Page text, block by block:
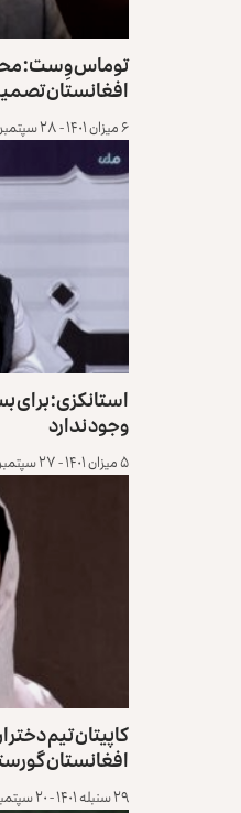
توماس وِست:
افغانستان
۶ میزان ۱۴۰۱ - ۲۸ سپتمبر ۲۰۲۲
استانکزی: برای
وجود ندارد
۵ میزان ۱۴۰۱ - ۲۷ سپتمبر ۲۰۲۲
کاپیتان تیم
افغانستان
۲۹ سنبله ۱۴۰۱ - ۲۰ سپتمبر ۲۰۲۲